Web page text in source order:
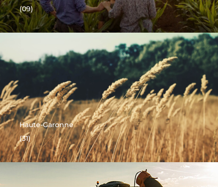
(09)
Haute-Garonne
(31)